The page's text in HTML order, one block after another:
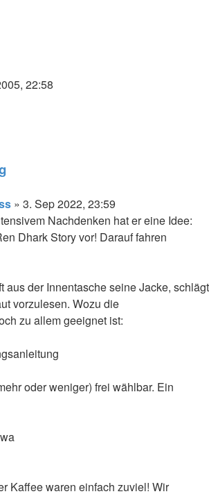
22:58
» 3. Sep 2022, 23:59
Nachdenken hat er eine Idee:
Dhark Story vor! Darauf fahren
aus der Innentasche seine Jacke, schlägt
vorzulesen. Wozu die
zu allem geeignet ist:
oder weniger) frei wählbar. Ein
Kaffee waren einfach zuviel! Wir